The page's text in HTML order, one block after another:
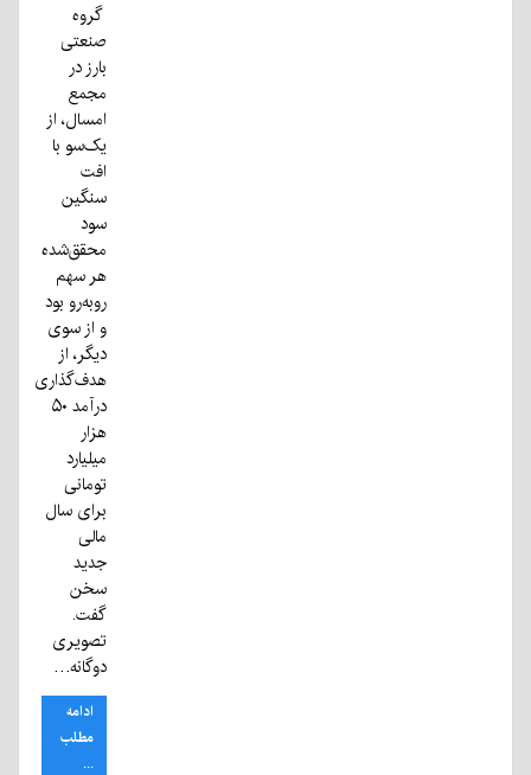
گروه
صنعتی
بارز در
مجمع
امسال، از
یک‌سو با
افت
سنگین
سود
محقق‌شده
هر سهم
روبه‌رو بود
و از سوی
دیگر، از
هدف‌گذاری
درآمد ۵۰
هزار
میلیارد
تومانی
برای سال
مالی
جدید
سخن
گفت.
تصویری
دوگانه…
ادامه
مطلب
...